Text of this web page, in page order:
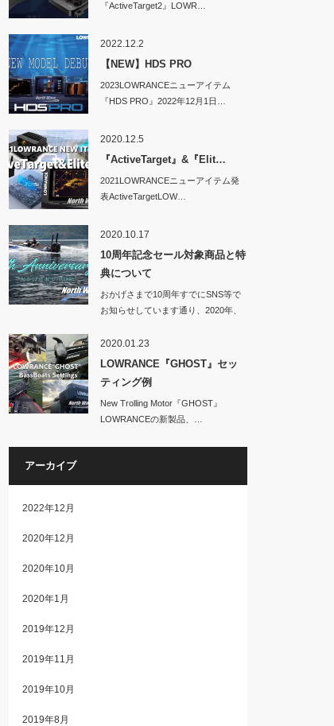
『ActiveTarget2』LOWR…
2022.12.2
【NEW】HDS PRO
2023LOWRANCEニューアイテム
『HDS PRO』2022年12月1日…
2020.12.5
『ActiveTarget』&『Elit…
2021LOWRANCEニューアイテム発
表ActiveTargetLOW…
2020.10.17
10周年記念セール対象商品と特
典について
おかげさまで10周年すでにSNS等で
お知らせしています通り、2020年、
2020.01.23
LOWRANCE『GHOST』セッ
ティング例
New Trolling Motor『GHOST』
LOWRANCEの新製品、…
アーカイブ
2022年12月
2020年12月
2020年10月
2020年1月
2019年12月
2019年11月
2019年10月
2019年8月